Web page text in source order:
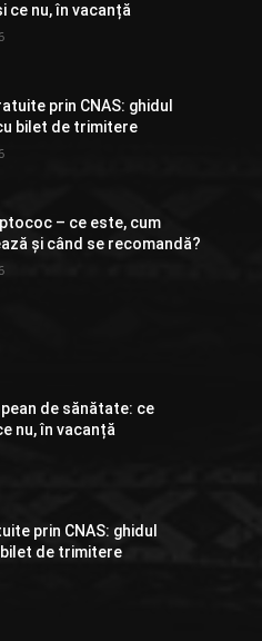
ce nu, în vacanță
prin CNAS: ghidul
bilet de trimitere
– ce este, cum
și când se recomandă?
de sănătate: ce
nu, în vacanță
prin CNAS: ghidul
de trimitere